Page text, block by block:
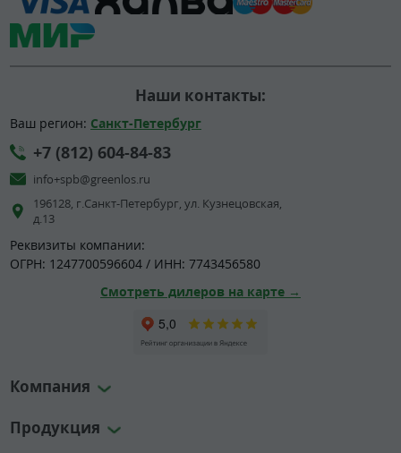
Наши контакты:
Ваш регион: Санкт-Петербург
+7 (812) 604-84-83
info+spb@greenlos.ru
196128, г.Санкт-Петербург, ул. Кузнецовская,
д.13
Реквизиты компании:
ОГРН: 1247700596604 / ИНН: 7743456580
Смотреть дилеров на карте →
Компания
Продукция